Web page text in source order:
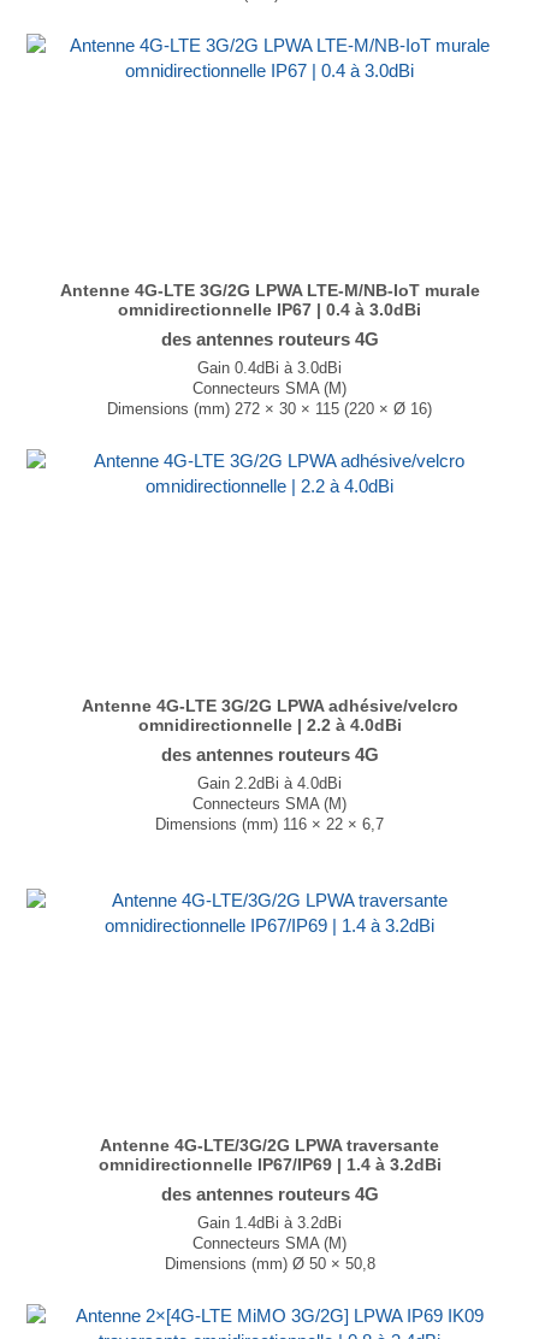
...
Antenne 4G-LTE 3G/2G LPWA LTE-M/NB-IoT murale
omnidirectionnelle IP67 | 0.4 à 3.0dBi
des antennes routeurs 4G
Gain 0.4dBi à 3.0dBi
Connecteurs SMA (M)
Dimensions (mm) 272 × 30 × 115 (220 × Ø 16)
...
Antenne 4G-LTE 3G/2G LPWA adhésive/velcro
omnidirectionnelle | 2.2 à 4.0dBi
des antennes routeurs 4G
Gain 2.2dBi à 4.0dBi
Connecteurs SMA (M)
Dimensions (mm) 116 × 22 × 6,7
Antenne 4G-LTE/3G/2G LPWA traversante
omnidirectionnelle IP67/IP69 | 1.4 à 3.2dBi
des antennes routeurs 4G
Gain 1.4dBi à 3.2dBi
Connecteurs SMA (M)
Dimensions (mm) Ø 50 × 50,8
...